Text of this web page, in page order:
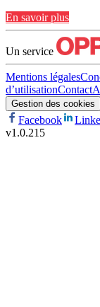
En savoir plus
Un service
Mentions légales
d’utilisationContact
Gestion des cookies
Facebook
v1.0.215